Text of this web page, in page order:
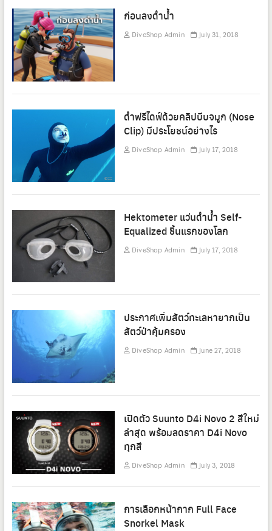
ก่อนลงดำน้ำ
DiveShop Admin July 31, 2018
ดำฟรีไดฟ์ด้วยคลิปบีบจมูก (Nose
Clip) มีประโยชน์อย่างไร
DiveShop Admin July 17, 2018
Hektometer แว่นดำน้ำ Self-
Equalized ชิ้นแรกของโลก
DiveShop Admin July 17, 2018
ประกาศเพิ่มสัตว์ทะเลหายากเป็น
สัตว์ป่าคุ้มครอง
DiveShop Admin June 27, 2018
เปิดตัว Suunto D4i Novo 2 สีใหม่
ล่าสุด พร้อมลดราคา D4i Novo
ทุกสี
DiveShop Admin July 3, 2018
การเลือกหน้ากาก Full Face
Snorkel Mask